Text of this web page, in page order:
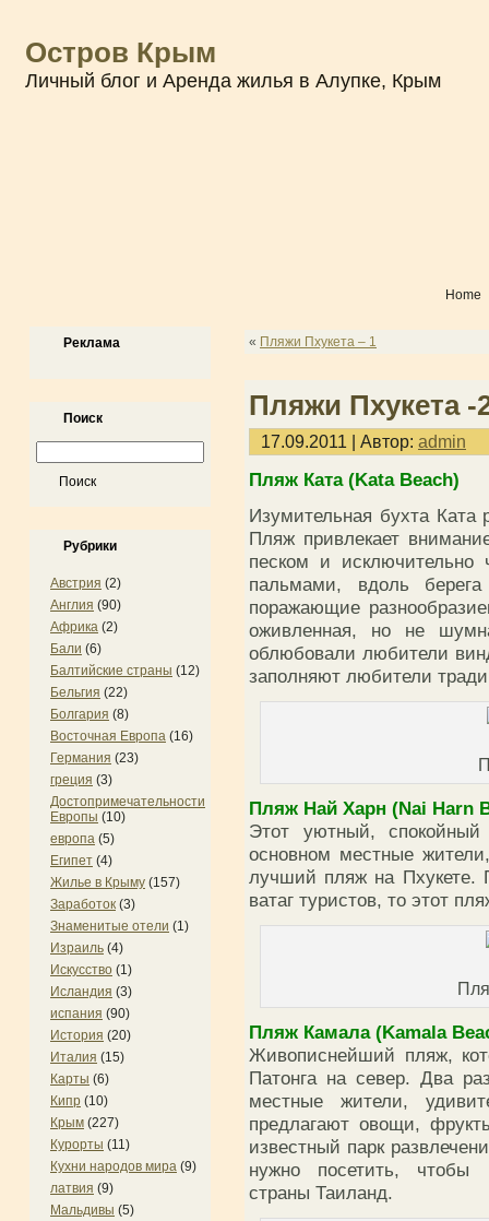
Остров Крым
Личный блог и Аренда жилья в Алупке, Крым
Home
Реклама
Поиск
Рубрики
Австрия (2)
Англия (90)
Африка (2)
Бали (6)
Балтийские страны (12)
Бельгия (22)
Болгария (8)
Восточная Европа (16)
Германия (23)
греция (3)
Достопримечательности
Европы (10)
европа (5)
Египет (4)
Жилье в Крыму (157)
Заработок (3)
Знаменитые отели (1)
Израиль (4)
Искусство (1)
Исландия (3)
испания (90)
История (20)
Италия (15)
Карты (6)
Кипр (10)
Крым (227)
Курорты (11)
Кухни народов мира (9)
латвия (9)
Мальдивы (5)
« Пляжи Пхукета – 1
Пляжи Пхукета -
17.09.2011 | Автор: admin
Пляж Ката (Kata Beach)
Изумительная бухта Ката
Пляж привлекает
песком и
пальмами, вдоль берега
поражающие
оживленная, но не
облюбовали любители
заполняют любители
Пляж Най Харн (Nai Harn
Этот уютный,
основном местные
лучший пляж на Пхукете.
ватаг туристов, то этот
Пляж Камала (Kamala
Живописнейший пляж,
Патонга на север. Два
местные жители,
предлагают овощи,
известный парк
нужно посетить, чтобы
страны Таиланд.